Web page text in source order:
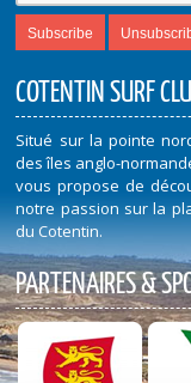
COTENTIN SURF
Situé sur la pointe
des îles anglo-
vous propose de
notre passion sur la
du Cotentin.
PARTENAIRES &